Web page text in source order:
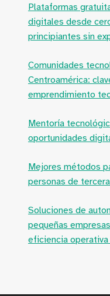
Plataformas
digitales desde
principiantes sin
Comunidades
Centroamérica:
emprendimiento
Mentoría
oportunidades
Mejores métodos
personas de
Soluciones de
pequeñas
eficiencia